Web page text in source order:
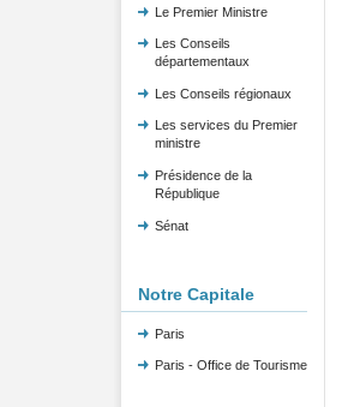
Le Premier Ministre
Les Conseils
départementaux
Les Conseils régionaux
Les services du Premier
ministre
Présidence de la
République
Sénat
Notre Capitale
Paris
Paris - Office de Tourisme